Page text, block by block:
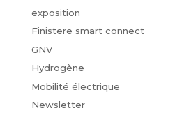
exposition
Finistere smart connect
GNV
Hydrogène
Mobilité électrique
Newsletter